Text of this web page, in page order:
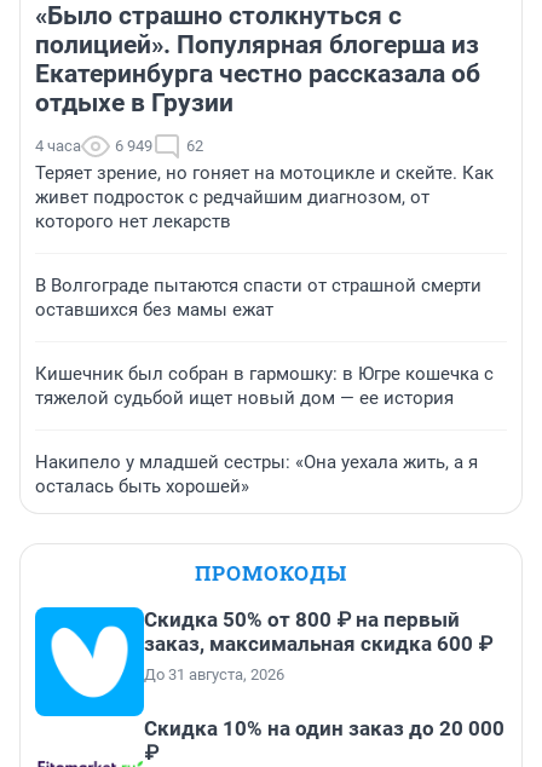
«Было страшно столкнуться с
полицией». Популярная блогерша из
Екатеринбурга честно рассказала об
отдыхе в Грузии
4 часа 6 949 62
Теряет зрение, но гоняет на мотоцикле и скейте. Как
живет подросток с редчайшим диагнозом, от
которого нет лекарств
В Волгограде пытаются спасти от страшной смерти
оставшихся без мамы ежат
Кишечник был собран в гармошку: в Югре кошечка с
тяжелой судьбой ищет новый дом — ее история
Накипело у младшей сестры: «Она уехала жить, а я
осталась быть хорошей»
ПРОМОКОДЫ
Скидка 50% от 800 ₽ на первый
заказ, максимальная скидка 600 ₽
До 31 августа, 2026
Скидка 10% на один заказ до 20 000
₽